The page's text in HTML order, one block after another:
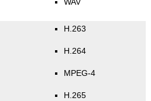
H.263
H.264
MPEG-4
H.265